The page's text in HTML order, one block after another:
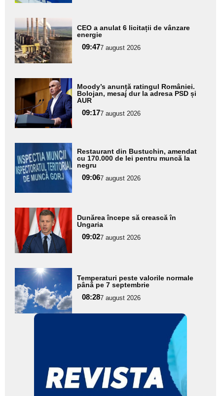
Adaugă
aici textul
pentru
subtitlu
CEO a anulat 6 licitații de vânzare
energie
09:477 august 2026
Adaugă
aici textul
pentru
subtitlu
Moody’s anunță ratingul României.
Bolojan, mesaj dur la adresa PSD și
AUR
09:177 august 2026
Adaugă
aici textul
pentru
subtitlu
Restaurant din Bustuchin, amendat
cu 170.000 de lei pentru muncă la
negru
09:067 august 2026
Adaugă
aici textul
pentru
subtitlu
Dunărea începe să crească în
Ungaria
09:027 august 2026
Adaugă
aici textul
pentru
subtitlu
Temperaturi peste valorile normale
până pe 7 septembrie
08:287 august 2026